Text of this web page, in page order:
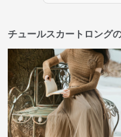
チュールスカートロング